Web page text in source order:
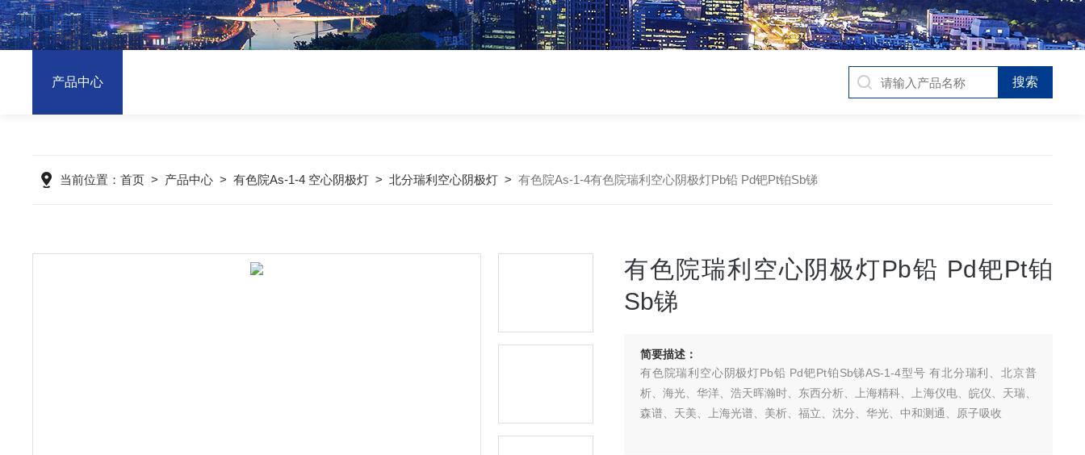
产品中心
当前位置：首页 > 产品中心 >有色院As-1-4 空心阴极灯 >北分瑞利空心阴极灯 >有色院As-1-4有色院瑞利空心阴极灯Pb铅 Pd钯Pt铂Sb锑
有色院瑞利空心阴极灯Pb铅 Pd钯Pt铂
Sb锑
简要描述：
有色院瑞利空心阴极灯Pb铅 Pd钯Pt铂Sb锑AS-1-4型号 有北分瑞利、北京普
析、海光、华洋、浩天晖瀚时、东西分析、上海精科、上海仪电、皖仪、天瑞、
森谱、天美、上海光谱、美析、福立、沈分、华光、中和测通、原子吸收